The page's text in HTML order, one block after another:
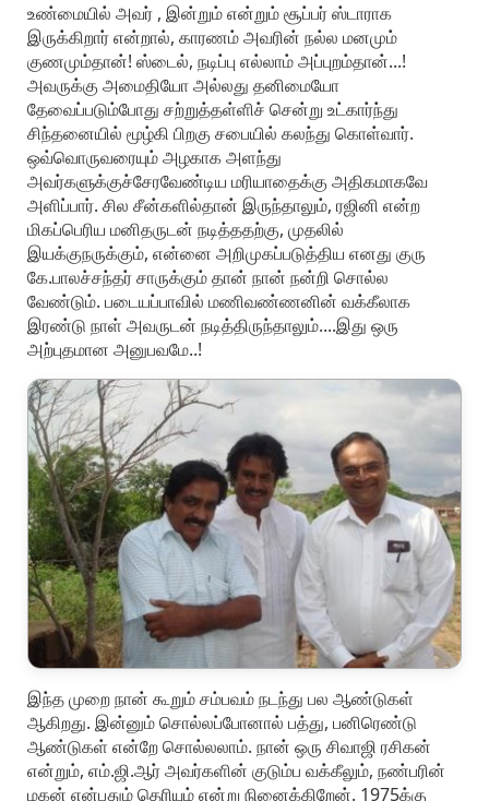
உண்மையில் அவர் , இன்றும் என்றும் சூப்பர் ஸ்டாராக
இருக்கிறார் என்றால், காரணம் அவரின் நல்ல மனமும்
குணமும்தான்! ஸ்டைல், நடிப்பு எல்லாம் அப்புறம்தான்...!
அவருக்கு அமைதியோ அல்லது தனிமையோ
தேவைப்படும்போது சற்றுத்தள்ளிச் சென்று உட்கார்ந்து
சிந்தனையில் மூழ்கி பிறகு சபையில் கலந்து கொள்வார்.
ஒவ்வொருவரையும் அழகாக அளந்து
அவர்களுக்குச்சேரவேண்டிய மரியாதைக்கு அதிகமாகவே
அளிப்பார். சில சீன்களில்தான் இருந்தாலும், ரஜினி என்ற
மிகப்பெரிய மனிதருடன் நடித்ததற்கு, முதலில்
இயக்குநருக்கும், என்னை அறிமுகப்படுத்திய எனது குரு
கே.பாலச்சந்தர் சாருக்கும் தான் நான் நன்றி சொல்ல
வேண்டும். படையப்பாவில் மணிவண்ணனின் வக்கீலாக
இரண்டு நாள் அவருடன் நடித்திருந்தாலும்....இது ஒரு
அற்புதமான அனுபவமே..!
இந்த முறை நான் கூறும் சம்பவம் நடந்து பல ஆண்டுகள்
ஆகிறது. இன்னும் சொல்லப்போனால் பத்து, பனிரெண்டு
ஆண்டுகள் என்றே சொல்லலாம். நான் ஒரு சிவாஜி ரசிகன்
என்றும், எம்.ஜி.ஆர் அவர்களின் குடும்ப வக்கீலும், நண்பரின்
மகன் என்பதும் தெரியும் என்று நினைக்கிறேன். 1975க்கு